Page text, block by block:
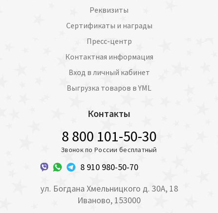
Реквизиты
Сертификаты и награды
Пресс-центр
Контактная информация
Вход в личный кабинет
Выгрузка товаров в YML
Контакты
8 800 101-50-30
Звонок по России бесплатный
8 910 980-50-70
ул. Богдана Хмельницкого д. 30А, 18
Иваново, 153000